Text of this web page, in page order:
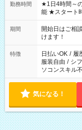
勤務時間
★1日4時間～の時短シフトOK
能 ★スタート
20:00 など 残業なし！ ※Wワークの場
週40時間超の
間以上勤務は
（日雇い派遣
案内が難しい
期間
開始日はご相
けます！
特徴 日払いOK / 履
服装自由 / シ
ソコンスキル
気になる！